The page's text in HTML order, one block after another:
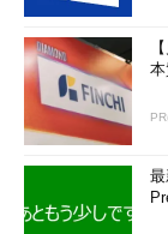
20番から
TCP 22番
よび
UDP 53番
プロトコ